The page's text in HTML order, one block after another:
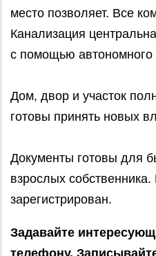
место позволяет. Все
Канализация
с помощью автономного
Дом, двор и участок
готовы принять новых
Документы готовы для
взрослых собственника.
зарегистрирован.
Задавайте
телефону.